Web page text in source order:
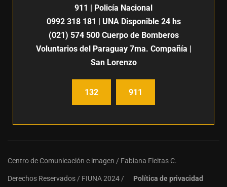
911 | Policía Nacional
0992 318 181 | UNA Disponible 24 hs
(021) 574 500Cuerpo de Bomberos
Voluntarios del Paraguay 7ma. Compañía |
San Lorenzo
132 911
Centro de Comunicación e imagen / Fabiana Fleitas C.
Derechos Reservados / FIUNA 2024 / Política de privacidad